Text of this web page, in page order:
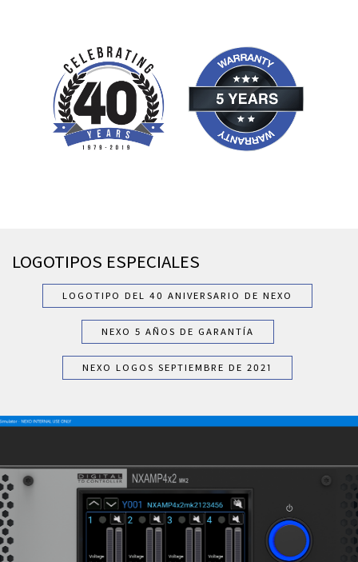
LOGOTIPOS ESPECIALES
LOGOTIPO DEL 40 ANIVERSARIO DE NEXO
NEXO 5 AÑOS DE GARANTÍA
NEXO LOGOS SEPTIEMBRE DE 2021